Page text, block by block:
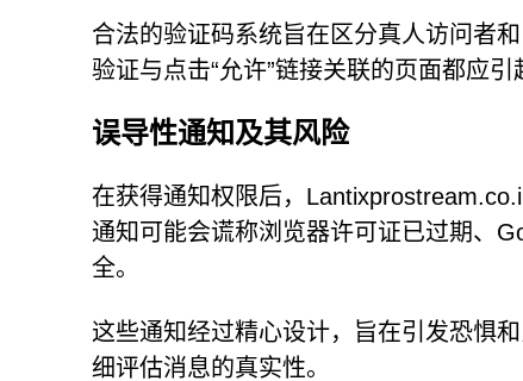
合法的验证码系统旨在区分真人访问者
验证与点击“允许”链接关联的页面都应引
误导性通知及其风险
在获得通知权限后，
通知可能会谎称浏览器许可证已过期、
全。
这些通知经过精心设计，旨在引发恐惧
细评估消息的真实性。